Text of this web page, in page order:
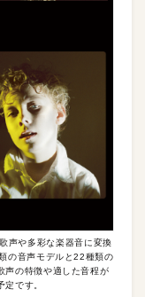
声や多彩な楽器音に変換
の音声モデルと22種類の
声の特徴や適した音程が
です。